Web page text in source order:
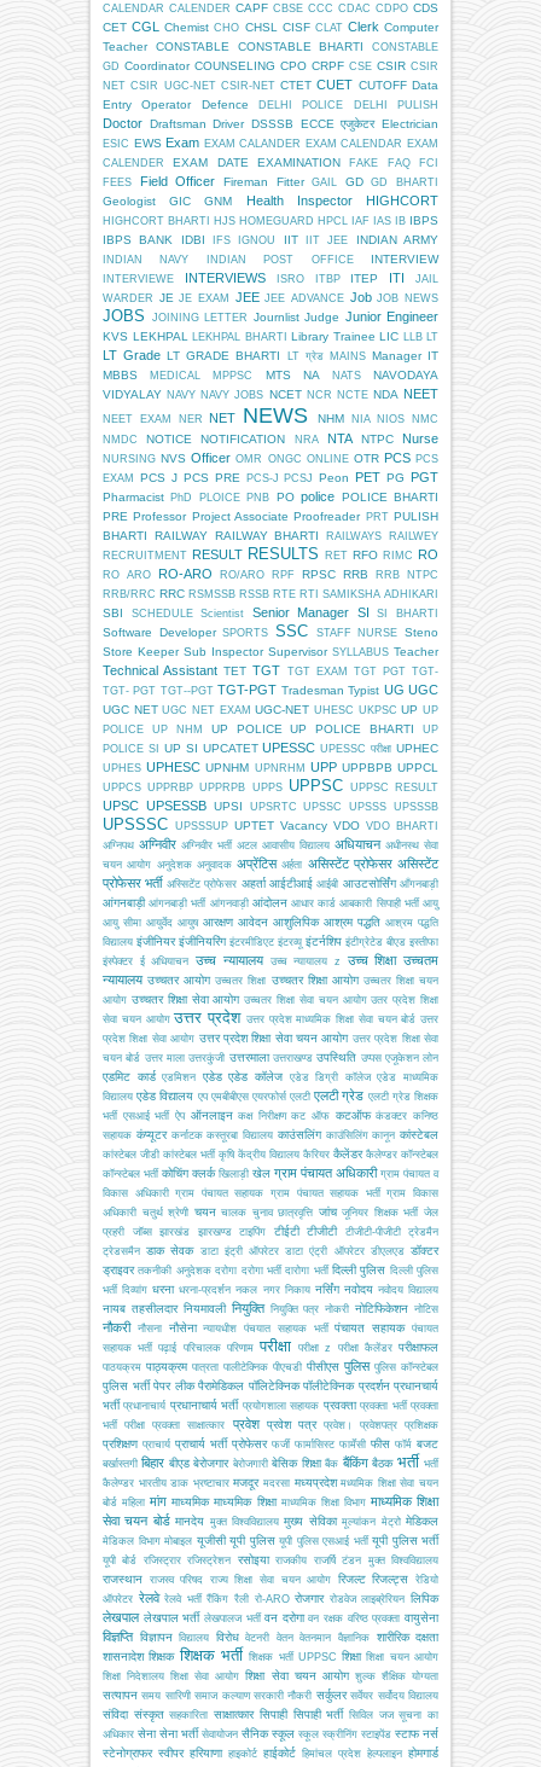
CALENDAR CALENDER CAPF CBSE CCC CDAC CDPO CDS
CET CGL Chemist CHO CHSL CISF CLAT Clerk Computer
Teacher
CONSTABLE CONSTABLE BHARTI
CONSTABLE
GD Coordinator COUNSELING CPO CRPF CSE CSIR CSIR
NET CSIR UGC-NET CSIR-NET CTET CUET CUTOFF Data
Entry Operator
Defence DELHI POLICE DELHI PULISH
Doctor Draftsman Driver DSSSB ECCE एजुकेटर Electrician
ESIC EWS Exam EXAM CALANDER EXAM CALENDAR EXAM
CALENDER
EXAM DATE EXAMINATION FAKE FAQ
FCI
FEES
Field Officer Fireman Fitter GAIL GD GD BHARTI
Geologist GIC GNM Health Inspector HIGHCORT
HIGHCORT BHARTI HJS HOMEGUARD HPCL IAF IAS IB IBPS
IBPS BANK
IDBI IFS IGNOU IIT IIT JEE INDIAN ARMY
INDIAN NAVY INDIAN POST OFFICE INTERVIEW
INTERVIEWE INTERVIEWS ISRO ITBP ITEP ITI
JAIL
WARDER JE JE EXAM JEE JEE ADVANCE Job JOB NEWS
JOBS JOINING LETTER Journlist Judge Junior Engineer
KVS LEKHPAL LEKHPAL BHARTI Library Trainee LIC LLB LT
LT Grade LT GRADE BHARTI LT ग्रेड MAINS Manager IT
MBBS
MEDICAL MPPSC MTS NA NATS
NAVODAYA
VIDYALAY NAVY NAVY JOBS NCET NCR NCTE NDA NEET
NEET EXAM NER NET NEWS NHM NIA NIOS
NMC
NMDC
NOTICE NOTIFICATION NRA NTA NTPC Nurse
NURSING NVS Officer OMR ONGC ONLINE OTR PCS PCS
EXAM
PCS J PCS PRE PCS-J PCSJ Peon PET PG PGT
Pharmacist PhD PLOICE PNB PO police POLICE BHARTI
PRE Professor Project Associate Proofreader PRT PULISH
BHARTI
RAILWAY RAILWAY BHARTI RAILWAYS
RAILWEY
RECRUITMENT RESULT RESULTS RET RFO RIMC RO
RO ARO RO-ARO RO/ARO RPF RPSC RRB
RRB NTPC
RRB/RRC RRC RSMSSB RSSB RTE RTI SAMIKSHA ADHIKARI
SBI SCHEDULE Scientist Senior Manager SI SI BHARTI
Software Developer SPORTS SSC STAFF NURSE
Steno
Store Keeper Sub Inspector Supervisor SYLLABUS Teacher
Technical Assistant TET TGT TGT EXAM TGT PGT TGT-
TGT- PGT TGT--PGT TGT-PGT Tradesman Typist UG UGC
UGC NET UGC NET EXAM UGC-NET UHESC UKPSC UP UP
POLICE
UP NHM UP POLICE UP POLICE BHARTI
UP
POLICE SI
UP SI UPCATET UPESSC UPESSC परीक्षा UPHEC
UPHES UPHESC UPNHM UPNRHM UPP UPPBPB UPPCL
UPPCS UPPRBP UPPRPB UPPS UPPSC UPPSC RESULT
UPSC UPSESSB UPSI UPSRTC UPSSC UPSSS UPSSSB
UPSSSC UPSSSUP UPTET Vacancy VDO VDO BHARTI
अग्निपथ अग्निवीर अग्निवीर भर्ती अटल आवासीय विद्यालय अधियाचन अधीनस्थ सेवा
चयन आयोग अनुदेशक अनुवादक अप्रेंटिस अर्हता असिस्टेंट प्रोफेसर असिस्टेंट
प्रोफेसर भर्ती अस्सिटेंट प्रोफेसर अहर्ता आईटीआई आईबी आउटसोर्सिंग आँगनबाड़ी
आंगनबाड़ी आंगनबाड़ी भर्ती आंगनवाड़ी आंदोलन आधार कार्ड आबकारी सिपाही भर्ती आयु
आयु सीमा आयुर्वेद आयुष आरक्षण आवेदन आशुलिपिक आश्रम पद्धति आश्रम पद्धति
विद्यालय इंजीनियर इंजीनियरिंग इंटरमीडिएट इंटरव्यू इंटर्नशिप इंटीग्रेटेड बीएड इस्तीफा
इंस्पेक्टर ई अधियाचन उच्च न्यायालय उच्च न्यायालय z उच्च शिक्षा उच्चतम
न्यायालय उच्चतर आयोग उच्चतर शिक्षा उच्चतर शिक्षा आयोग उच्चतर शिक्षा चयन
आयोग उच्चतर शिक्षा सेवा आयोग उच्चतर शिक्षा सेवा चयन आयोग उतर प्रदेश शिक्षा
सेवा चयन आयोग उत्तर प्रदेश उत्तर प्रदेश माध्यमिक शिक्षा सेवा चयन बोर्ड उत्तर
प्रदेश शिक्षा सेवा आयोग उत्तर प्रदेश शिक्षा सेवा चयन आयोग उत्तर प्रदेश शिक्षा सेवा
चयन बोर्ड उत्तर माला उत्तरकुंजी उत्तरमाला उत्तराखण्ड उपस्थिति उप्पस एजूकेशन लोन
एडमिट कार्ड एडमिशन एडेड एडेड कॉलेज एडेड डिग्री कॉलेज एडेड माध्यमिक
विद्यालय एडेड विद्यालय एप एमबीबीएस एयरफोर्स एलटी एलटी ग्रेड एलटी ग्रेड शिक्षक
भर्ती एसआई भर्ती ऐप ऑनलाइन कक्ष निरीक्षण कट ऑफ कटऑफ कंडक्टर कनिष्ठ
सहायक कंप्यूटर कर्नाटक कस्तूरबा विद्यालय काउंसलिंग काउंसिलिंग कानून कांस्टेबल
कांस्टेबल जीडी कांस्टेबल भर्ती कृषि केंद्रीय विद्यालय कैरियर कैलेंडर कैलेण्डर कॉन्स्टेबल
कॉन्स्टेबल भर्ती कोचिंग क्लर्क खिलाड़ी खेल ग्राम पंचायत अधिकारी ग्राम पंचायत व
विकास अधिकारी ग्राम पंचायत सहायक ग्राम पंचायत सहायक भर्ती ग्राम विकास
अधिकारी चतुर्थ श्रेणी चयन चालक चुनाव छात्रवृत्ति जांच जूनियर शिक्षक भर्ती जेल
प्रहरी
जॉब्स झारखंड झारखण्ड टाइपिंग टीईटी टीजीटी टीजीटी-पीजीटी
ट्रेडमैन
ट्रेडसमैन डाक सेवक डाटा इंट्री ऑपरेटर डाटा एंट्री ऑपरेटर डीएलएड डॉक्टर
ड्राइवर तकनीकी अनुदेशक दरोगा दरोगा भर्ती दारोगा भर्ती दिल्ली पुलिस दिल्ली पुलिस
भर्ती दिव्यांग धरना धरना-प्रदर्शन नकल नगर निकाय नर्सिंग नवोदय नवोदय विद्यालय
नायब तहसीलदार नियमावली नियुक्ति नियुक्ति पत्र नोकरी नोटिफिकेशन नोटिस
नौकरी नौसना नौसेना न्यायधीश पंचयात सहायक भर्ती पंचायत सहायक पंचायत
सहायक भर्ती पढ़ाई परिचालक परिणाम परीक्षा परीक्षा z परीक्षा कैलेंडर परीक्षाफल
पाठयक्रम पाठ्यक्रम पात्रता पालीटेक्निक पीएचडी पीसीएस पुलिस पुलिस कॉन्स्टेबल
पुलिस भर्ती पेपर लीक पैरामेडिकल पॉलिटेक्निक पॉलीटेक्निक प्रदर्शन प्रधानचार्य
भर्ती प्रधानाचार्य प्रधानाचार्य भर्ती प्रयोगशाला सहायक प्रवक्ता प्रवक्ता भर्ती प्रवक्ता
भर्ती परीक्षा
प्रवक्ता साक्षात्कार प्रवेश प्रवेश पत्र प्रवेश। प्रवेशपत्र प्रशिक्षक
प्रशिक्षण प्राचार्य प्राचार्य भर्ती प्रोफेसर फर्जी फार्मासिस्ट फार्मेसी फीस फॉर्म बजट
बर्खास्तगी बिहार बीएड बेरोजगार बेरोजगारी बेसिक शिक्षा बैंक बैंकिंग बैठक भर्ती भर्ती
कैलेण्डर भारतीय डाक भ्रष्टाचार मजदूर मदरसा मध्यप्रदेश मध्यमिक शिक्षा सेवा चयन
बोर्ड महिला मांग माध्यमिक माध्यमिक शिक्षा माध्यमिक शिक्षा विभाग माध्यमिक शिक्षा
सेवा चयन बोर्ड मानदेय मुक्त विश्वविद्यालय मुख्य सेविका मूल्यांकन मेट्रो मेडिकल
मेडिकल विभाग मोबाइल यूजीसी यूपी पुलिस यूपी पुलिस एसआई भर्ती यूपी पुलिस भर्ती
यूपी बोर्ड रजिस्ट्रार रजिस्ट्रेशन रसोइया राजकीय राजर्षि टंडन मुक्त विश्वविद्यालय
राजस्थान राजस्व परिषद राज्य शिक्षा सेवा चयन आयोग रिजल्ट रिजल्ट्स
रेडियो
ऑपरेटर रेलवे रेलवे भर्ती रैंकिंग रैली रो-ARO रोजगार रोडवेज लाइब्रेरियन लिपिक
लेखपाल लेखपाल भर्ती लेखपालज भर्ती वन दरोगा वन रक्षक वरिष्ठ प्रवक्ता वायुसेना
विज्ञप्ति विज्ञापन विद्यालय विरोध वेटनरी वेतन वेतनमान वैज्ञानिक
शारीरिक दक्षता
शासनादेश शिक्षक शिक्षक भर्ती शिक्षक भर्ती UPPSC शिक्षा शिक्षा चयन आयोग
शिक्षा निदेशालय शिक्षा सेवा आयोग शिक्षा सेवा चयन आयोग शुल्क शैक्षिक योग्यता
सत्यापन समय सारिणी समाज कल्याण सरकारी नौकरी सर्कुलर सर्वेयर सर्वोदय विद्यालय
संविदा संस्कृत सहकारिता साक्षात्कार सिपाही सिपाही भर्ती सिविल जज सूचना का
अधिकार सेना सेना भर्ती सेवायोजन सैनिक स्कूल स्कूल स्क्रीनिंग स्टाइपेंड स्टाफ नर्स
स्टेनोग्राफर स्वीपर हरियाणा हाइकोर्ट हाईकोर्ट हिमांचल प्रदेश हेल्पलाइन होमगार्ड